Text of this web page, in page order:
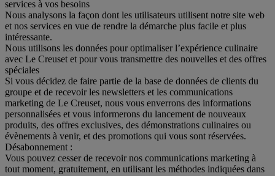
services à vos besoins
Nous analysons la façon dont les utilisateurs utilisent notre site web
et nos services en vue de rendre la démarche plus facile et plus
intéressante.
Nous utilisons les données pour optimaliser l’expérience culinaire
avec Le Creuset et pour vous transmettre des nouvelles et des offres
spéciales
Si vous décidez de faire partie de la base de données de clients du
groupe et de recevoir les newsletters et les communications
marketing de Le Creuset, nous vous enverrons des informations
personnalisées et vous informerons du lancement de nouveaux
produits, des offres exclusives, des démonstrations culinaires ou
évènements à venir, et des promotions qui vous sont réservées.
Désabonnement :
Vous pouvez cesser de recevoir nos communications marketing à
tout moment, gratuitement, en utilisant les méthodes indiquées dans